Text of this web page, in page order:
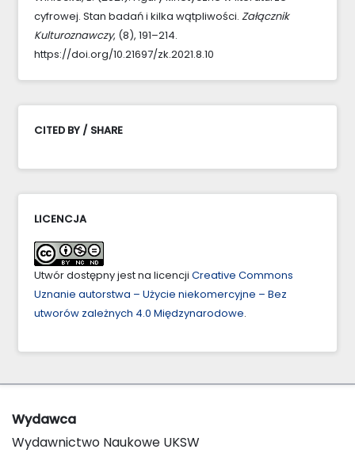
cyfrowej. Stan badań i kilka wątpliwości. Załącznik
Kulturoznawczy, (8), 191–214.
https://doi.org/10.21697/zk.2021.8.10
CITED BY / SHARE
LICENCJA
Utwór dostępny jest na licencji Creative Commons
Uznanie autorstwa – Użycie niekomercyjne – Bez
utworów zależnych 4.0 Międzynarodowe.
Wydawca
Wydawnictwo Naukowe UKSW